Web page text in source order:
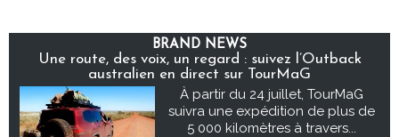
BRAND NEWS
Une route, des voix, un regard : suivez l’Outback
australien en direct sur TourMaG
À partir du 24 juillet, TourMaG
suivra une expédition de plus de
5 000 kilomètres à travers...